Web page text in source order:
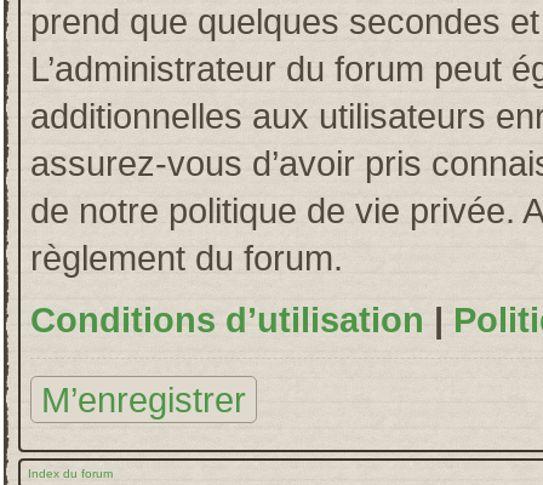
prend que quelques secondes
L’administrateur du forum peut
additionnelles aux utilisateurs
assurez-vous d’avoir pris
de notre politique de vie privée.
règlement du forum.
Conditions d’utilisation |
M’enregistrer
Index du forum